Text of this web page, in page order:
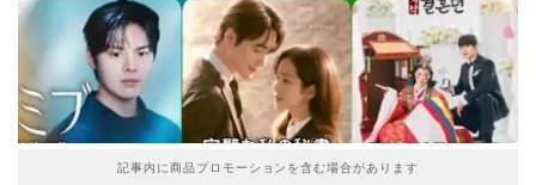
記事内に商品プロモーションを含む場合があります